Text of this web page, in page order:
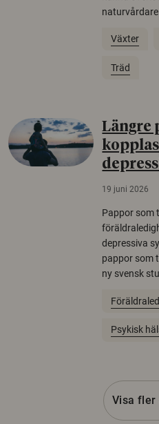
Växter
Träd
Längre
19 juni 2026
Pappor som
depressiva
pappor som
ny svensk
Psykisk
Visa